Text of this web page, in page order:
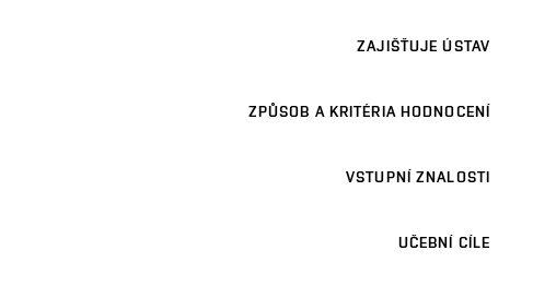
ZAJIŠŤUJE ÚSTAV
ZPŮSOB A KRITÉRIA HODNOCENÍ
VSTUPNÍ ZNALOSTI
UČEBNÍ CÍLE